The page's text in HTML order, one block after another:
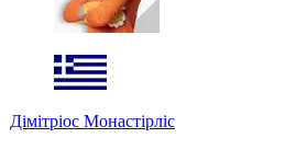
Дімітріос Монастірліс